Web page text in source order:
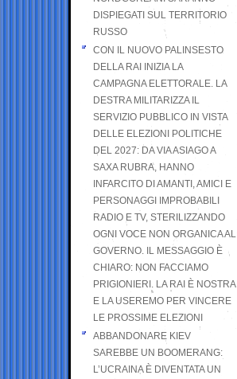
DISPIEGATI SUL TERRITORIO
RUSSO
CON IL NUOVO PALINSESTO
DELLA RAI INIZIA LA
CAMPAGNA ELETTORALE. LA
DESTRA MILITARIZZA IL
SERVIZIO PUBBLICO IN VISTA
DELLE ELEZIONI POLITICHE
DEL 2027: DA VIA ASIAGO A
SAXA RUBRA, HANNO
INFARCITO DI AMANTI, AMICI E
PERSONAGGI IMPROBABILI
RADIO E TV, STERILIZZANDO
OGNI VOCE NON ORGANICA AL
GOVERNO. IL MESSAGGIO È
CHIARO: NON FACCIAMO
PRIGIONIERI. LA RAI È NOSTRA
E LA USEREMO PER VINCERE
LE PROSSIME ELEZIONI
ABBANDONARE KIEV
SAREBBE UN BOOMERANG:
L’UCRAINA È DIVENTATA UN